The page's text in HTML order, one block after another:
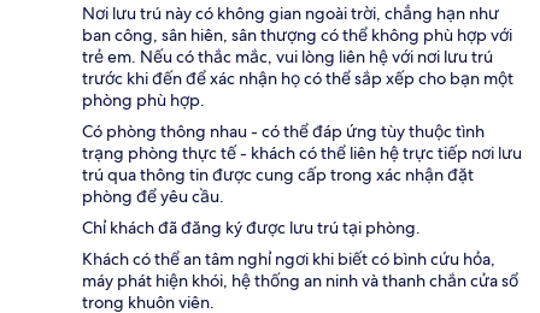
Nơi lưu trú này có không gian ngoài trời, chẳng hạn như
ban công, sân hiên, sân thượng có thể không phù hợp với
trẻ em. Nếu có thắc mắc, vui lòng liên hệ với nơi lưu trú
trước khi đến để xác nhận họ có thể sắp xếp cho bạn một
phòng phù hợp.
Có phòng thông nhau - có thể đáp ứng tùy thuộc tình
trạng phòng thực tế - khách có thể liên hệ trực tiếp nơi lưu
trú qua thông tin được cung cấp trong xác nhận đặt
phòng để yêu cầu.
Chỉ khách đã đăng ký được lưu trú tại phòng.
Khách có thể an tâm nghỉ ngơi khi biết có bình cứu hỏa,
máy phát hiện khói, hệ thống an ninh và thanh chắn cửa sổ
trong khuôn viên.